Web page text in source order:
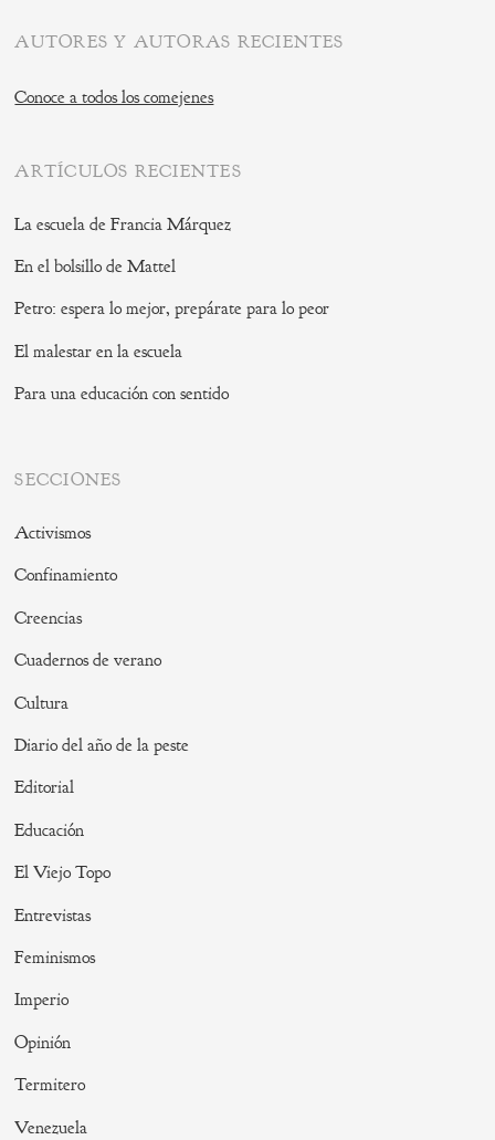
AUTORES Y AUTORAS RECIENTES
Conoce a todos los comejenes
ARTÍCULOS RECIENTES
La escuela de Francia Márquez
En el bolsillo de Mattel
Petro: espera lo mejor, prepárate para lo peor
El malestar en la escuela
Para una educación con sentido
SECCIONES
Activismos
Confinamiento
Creencias
Cuadernos de verano
Cultura
Diario del año de la peste
Editorial
Educación
El Viejo Topo
Entrevistas
Feminismos
Imperio
Opinión
Termitero
Venezuela